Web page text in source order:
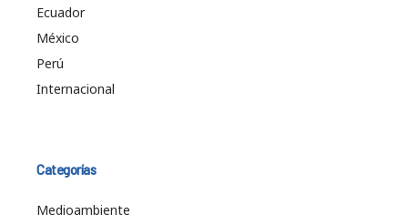
Ecuador
México
Perú
Internacional
Categorías
Medioambiente